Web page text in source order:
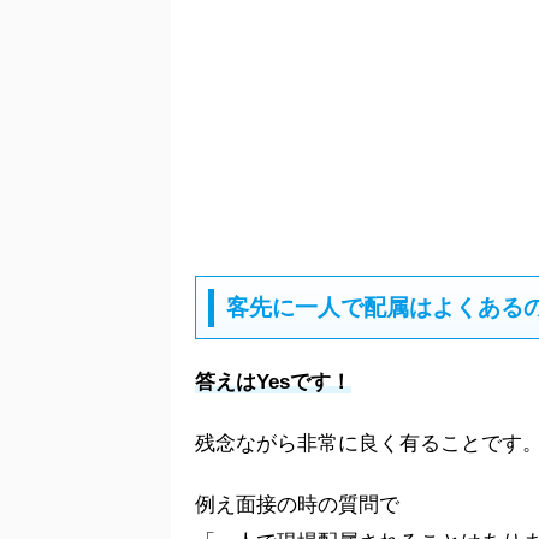
客先に一人で配属はよくある
答えはYesです！
残念ながら非常に良く有ることです。
例え面接の時の質問で